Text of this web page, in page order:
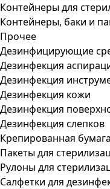
Контейнеры для
Контейнеры, баки и
Прочее
Дезинфицирующие
Дезинфекция
Дезинфекция
Дезинфекция кожи
Дезинфекция
Дезинфекция слепков
Крепированная бумага
Пакеты для
Рулоны для
Салфетки для